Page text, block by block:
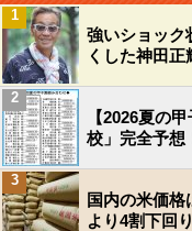
強いショッ
くした神田
1
【2026夏の
校」完全予
2
国内の米価
より4割下回
3